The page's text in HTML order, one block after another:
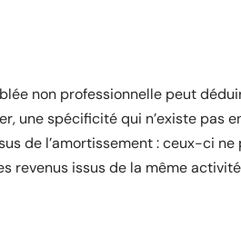
non professionnelle peut
une spécificité qui n’existe pas
de l’amortissement : ceux-ci
revenus issus de la même